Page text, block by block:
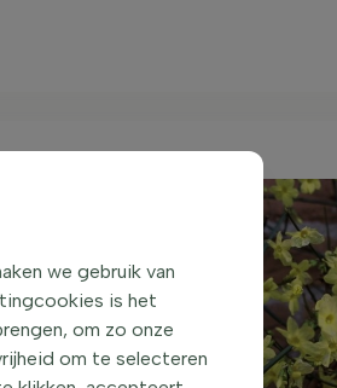
in
we gebruik van
is het
om zo onze
om te selecteren